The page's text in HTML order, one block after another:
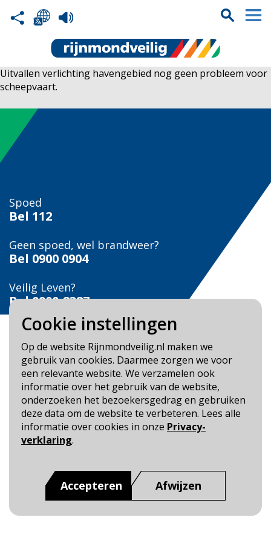
Cookie instellingen
Op de website Rijnmondveilig.nl maken we
gebruik van cookies. Daarmee zorgen we voor
een relevante website. We verzamelen ook
informatie over het gebruik van de website,
onderzoeken het bezoekersgedrag en gebruiken
deze data om de website te verbeteren. Lees alle
informatie over cookies in onze Privacy-
verklaring.
Accepteren Afwijzen
Uitvallen verlichting havengebied nog geen probleem voor
scheepvaart.
Spoed
Bel 112
Geen spoed, wel brandweer?
Bel 0900 0904
Veilig Leven?
Bel 0900-8387
Blijf op de hoogte
Cookie- en Privacybeleid
Toegankelijkheid